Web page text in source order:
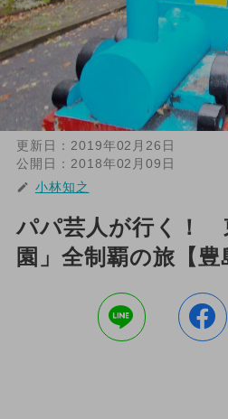
更新日： 2019年02月26日
公開日： 2018年02月09日
小林知之
パパ芸人が行く！
園」全制覇の旅【豊